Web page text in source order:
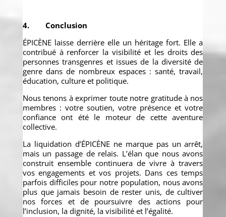
4. Conclusion
ÉPICÈNE laisse derrière elle un héritage fort. Elle a
contribué à renforcer la visibilité et les droits des
personnes transgenres et issues de la diversité de
genre dans de nombreux espaces : santé, travail,
éducation, culture et politique.
Nous tenons à exprimer toute notre gratitude à nos
membres : votre soutien, votre présence et votre
confiance ont été le moteur de cette aventure
collective.
La liquidation d’ÉPICÈNE ne marque pas un arrêt,
mais un passage de relais. L’élan que nous avons
construit ensemble continuera de vivre à travers
vos engagements et vos projets. Dans ces temps
parfois difficiles pour notre population, nous avons
plus que jamais besoin de rester unis, de cultiver
nos forces et de poursuivre des actions pour
l’inclusion, la dignité, la visibilité et l’égalité.